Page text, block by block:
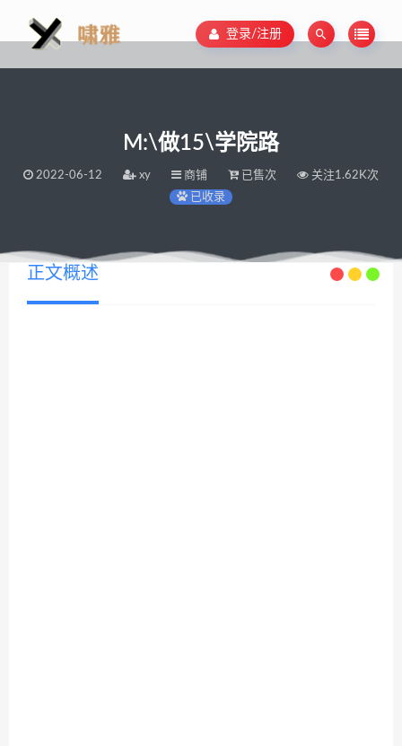
登录/注册
M:\做15\学院路
2022-06-12 xy 商铺 已售次
关注1.62K次
已收录
正文概述